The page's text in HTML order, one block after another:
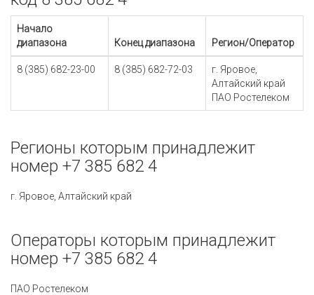
Начало
диапазона
Конец диапазона Регион/Оператор
8 (385) 682-23-00 8 (385) 682-72-03
г. Яровое,
Алтайский край
ПАО Ростелеком
Регионы которым принадлежит
номер +7 385 682 4
г. Яровое, Алтайский край
Операторы которым принадлежит
номер +7 385 682 4
ПАО Ростелеком